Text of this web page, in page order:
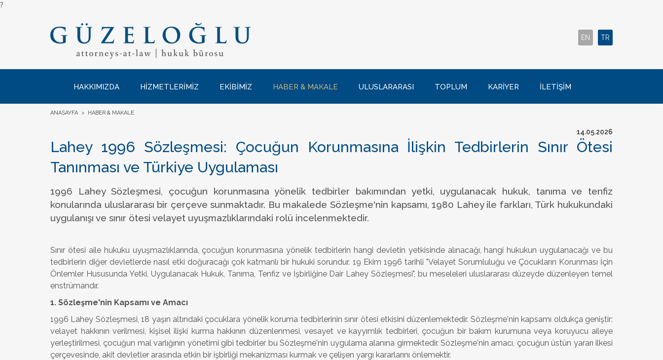
?
EN TR
HAKKIMIZDA HİZMETLERİMİZ EKİBİMİZ HABER & MAKALE ULUSLARARASI TOPLUM KARİYER İLETİŞİM
ANASAYFA > HABER & MAKALE
14.05.2026
Lahey 1996 Sözleşmesi: Çocuğun Korunmasına İlişkin Tedbirlerin Sınır Ötesi
Tanınması ve Türkiye Uygulaması
1996 Lahey Sözleşmesi, çocuğun korunmasına yönelik tedbirler bakımından yetki, uygulanacak hukuk, tanıma ve tenfiz
konularında uluslararası bir çerçeve sunmaktadır. Bu makalede Sözleşme'nin kapsamı, 1980 Lahey ile farkları, Türk hukukundaki
uygulanışı ve sınır ötesi velayet uyuşmazlıklarındaki rolü incelenmektedir.
Sınır ötesi aile hukuku uyuşmazlıklarında, çocuğun korunmasına yönelik tedbirlerin hangi devletin yetkisinde alınacağı, hangi hukukun uygulanacağı ve bu
tedbirlerin diğer devletlerde nasıl etki doğuracağı çok katmanlı bir hukuki sorundur. 19 Ekim 1996 tarihli "Velayet Sorumluluğu ve Çocukların Korunması İçin
Önlemler Hususunda Yetki, Uygulanacak Hukuk, Tanıma, Tenfiz ve İşbirliğine Dair Lahey Sözleşmesi", bu meseleleri uluslararası düzeyde düzenleyen temel
enstrümandır.
1. Sözleşme'nin Kapsamı ve Amacı
1996 Lahey Sözleşmesi, 18 yaşın altındaki çocuklara yönelik koruma tedbirlerinin sınır ötesi etkisini düzenlemektedir. Sözleşme'nin kapsamı oldukça geniştir:
velayet hakkının verilmesi, kişisel ilişki kurma hakkının düzenlenmesi, vesayet ve kayyımlık tedbirleri, çocuğun bir bakım kurumuna veya koruyucu aileye
yerleştirilmesi, çocuğun mal varlığının yönetimi gibi tedbirler bu Sözleşme'nin uygulama alanına girmektedir. Sözleşme'nin amacı, çocuğun üstün yararı ilkesi
çerçevesinde, akit devletler arasında etkin bir işbirliği mekanizması kurmak ve çelişen yargı kararlarını önlemektir.